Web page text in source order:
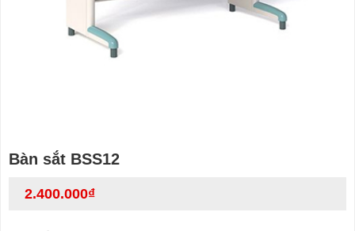
Bàn sắt BSS12
2.400.000₫